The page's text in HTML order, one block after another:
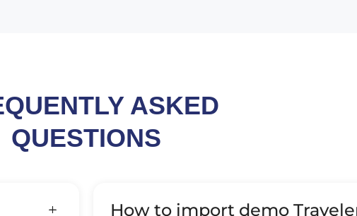
ASKED
QUESTIONS
How to import demo